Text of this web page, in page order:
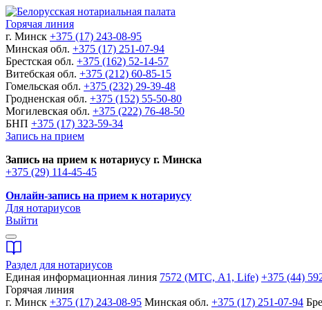
Горячая линия
г. Минск +375 (17) 243-08-95
Минская обл. +375 (17) 251-07-94
Брестская обл. +375 (162) 52-14-57
Витебская обл. +375 (212) 60-85-15
Гомельская обл. +375 (232) 29-39-48
Гродненская обл. +375 (152) 55-50-80
Могилевская обл. +375 (222) 76-48-50
БНП +375 (17) 323-59-34
Запись на прием
Запись на прием к нотариусу г. Минска
+375 (29) 114-45-45
Онлайн-запись на прием к нотариусу
Для нотариусов
Выйти
Раздел для нотариусов
Единая информационная линия 7572 (МТС, A1, Life) +375 (44)
Горячая линия
г. Минск +375 (17) 243-08-95 Минская обл. +375 (17) 251-07-94